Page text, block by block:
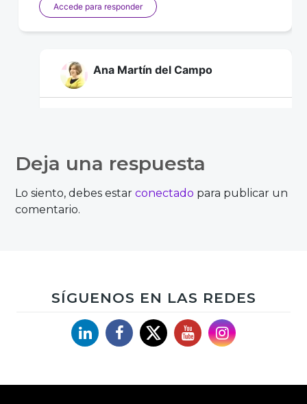
Accede para responder
Ana Martín del Campo
Muchas gracias por este post.
Este blog nos es de mucha ayuda a
Deja una respuesta
Lo siento, debes estarconectado para publicar un
comentario.
SÍGUENOS EN LAS REDES
LinkedinFacebook
X YouTubeInstagram